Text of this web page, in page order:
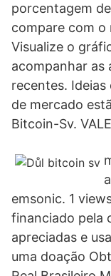
porcentagem
compare com
Visualize o
acompanhar as
recentes.
de mercado
Bitcoin-Sv.
emsonic. 1
financiado pela
apreciadas e
uma doação